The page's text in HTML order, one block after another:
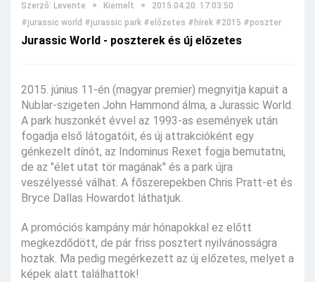
Szerző: Levente Kiemelt
2015.04.20. 17:03:50
#jurassic world #jurassic park #előzetes #hírek #2015 #poszter
Jurassic World - poszterek és új előzetes
2015. június 11-én (magyar premier) megnyitja kapuit a
Nublar-szigeten John Hammond álma, a Jurassic World.
A park huszonkét évvel az 1993-as események után
fogadja első látogatóit, és új attrakcióként egy
génkezelt dínót, az Indominus Rexet fogja bemutatni,
de az "élet utat tör magának" és a park újra
veszélyessé válhat. A főszerepekben Chris Pratt-et és
Bryce Dallas Howardot láthatjuk.
A promóciós kampány már hónapokkal ez előtt
megkezdődött, de pár friss posztert nyilvánosságra
hoztak. Ma pedig megérkezett az új előzetes, melyet a
képek alatt találhattok!